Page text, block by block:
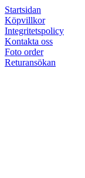
Startsidan
Köpvillkor
Integritetspolicy
Kontakta oss
Foto order
Returansökan